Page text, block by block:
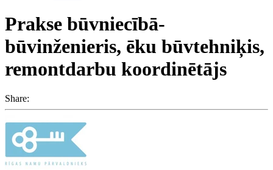
Prakse būvniecībā-
būvinženieris, ēku būvtehniķis,
remontdarbu koordinētājs
Share: